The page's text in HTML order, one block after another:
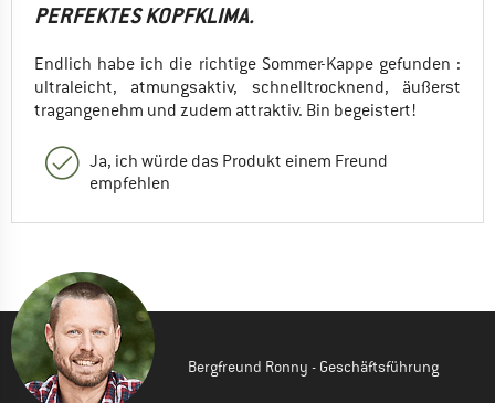
PERFEKTES KOPFKLIMA.
Endlich habe ich die richtige Sommer-Kappe gefunden :
ultraleicht, atmungsaktiv, schnelltrocknend, äußerst
tragangenehm und zudem attraktiv. Bin begeistert!
Ja, ich würde das Produkt einem Freund
empfehlen
Bergfreund Ronny - Geschäftsführung